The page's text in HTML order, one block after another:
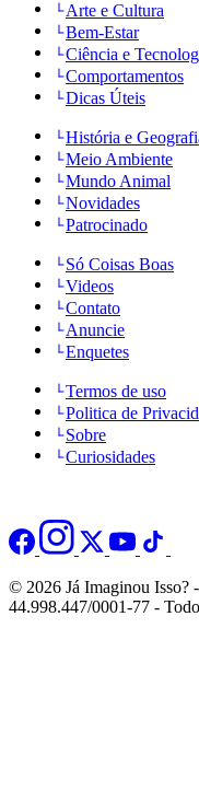
Arte e Cultura
Bem-Estar
Ciência e
Comportamentos
Dicas Úteis
História e
Meio Ambiente
Mundo Animal
Novidades
Patrocinado
Só Coisas Boas
Videos
Contato
Anuncie
Enquetes
Termos de uso
Politica de
Sobre
Curiosidades
© 2026 Já Imaginou Isso?
44.998.447/0001-77 -